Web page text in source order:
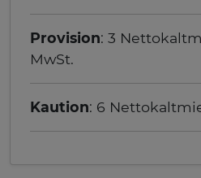
Provision: 3
MwSt.
Kaution: 6